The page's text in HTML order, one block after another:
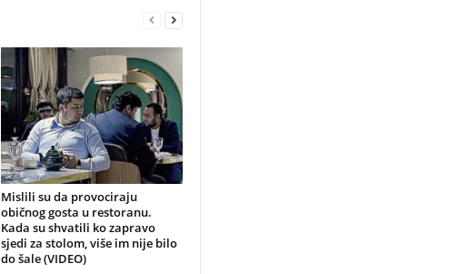
Mislili su da provociraju
običnog gosta u restoranu.
Kada su shvatili ko zapravo
sjedi za stolom, više im nije bilo
do šale (VIDEO)